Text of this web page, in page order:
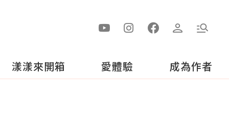
漾漾來開箱 愛體驗 成為作者